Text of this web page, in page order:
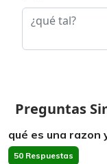
Preguntas
qué es una razon
50 Respuestas